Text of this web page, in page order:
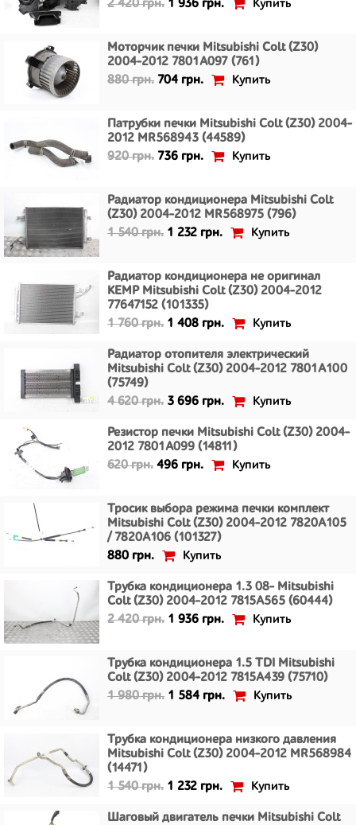
2 420 грн. 1 936 грн. Купить
Моторчик печки Mitsubishi Colt (Z30)
2004-2012 7801A097 (761)
880 грн. 704 грн. Купить
Патрубки печки Mitsubishi Colt (Z30) 2004-
2012 MR568943 (44589)
920 грн. 736 грн. Купить
Радиатор кондиционера Mitsubishi Colt
(Z30) 2004-2012 MR568975 (796)
1 540 грн. 1 232 грн. Купить
Радиатор кондиционера не оригинал
KEMP Mitsubishi Colt (Z30) 2004-2012
77647152 (101335)
1 760 грн. 1 408 грн. Купить
Радиатор отопителя электрический
Mitsubishi Colt (Z30) 2004-2012 7801A100
(75749)
4 620 грн. 3 696 грн. Купить
Резистор печки Mitsubishi Colt (Z30) 2004-
2012 7801A099 (14811)
620 грн. 496 грн. Купить
Тросик выбора режима печки комплект
Mitsubishi Colt (Z30) 2004-2012 7820A105
/ 7820A106 (101327)
880 грн.
Купить
Трубка кондиционера 1.3 08- Mitsubishi
Colt (Z30) 2004-2012 7815A565 (60444)
2 420 грн. 1 936 грн. Купить
Трубка кондиционера 1.5 TDI Mitsubishi
Colt (Z30) 2004-2012 7815A439 (75710)
1 980 грн. 1 584 грн. Купить
Трубка кондиционера низкого давления
Mitsubishi Colt (Z30) 2004-2012 MR568984
(14471)
1 540 грн. 1 232 грн. Купить
Шаговый двигатель печки Mitsubishi Colt